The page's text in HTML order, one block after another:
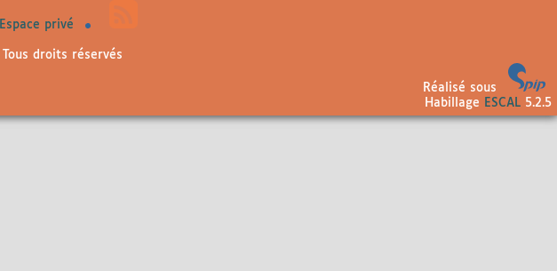
Espace privé
droits réservés
Réalisé sous
Habillage
ESCAL5.2.5